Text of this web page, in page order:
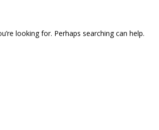
looking for. Perhaps searching can help.